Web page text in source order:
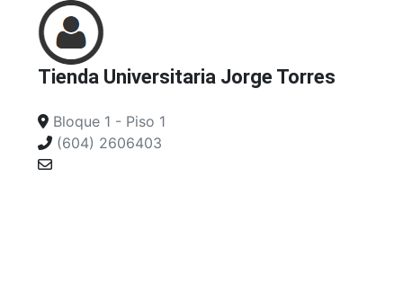
Tienda Universitaria Jorge Torres
Bloque 1 - Piso 1
(604) 2606403